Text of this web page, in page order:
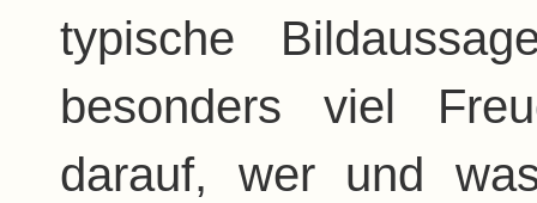
typische
besonders viel
darauf, wer und